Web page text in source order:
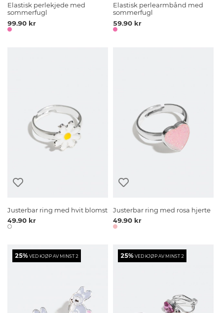
Elastisk perlekjede med
sommerfugl
99.90 kr
Elastisk perlearmbånd med
sommerfugl
59.90 kr
Justerbar ring med hvit blomst
49.90 kr
Justerbar ring med rosa hjerte
49.90 kr
25%VED KJØP AV MINST 2 25%VED KJØP AV MINST 2